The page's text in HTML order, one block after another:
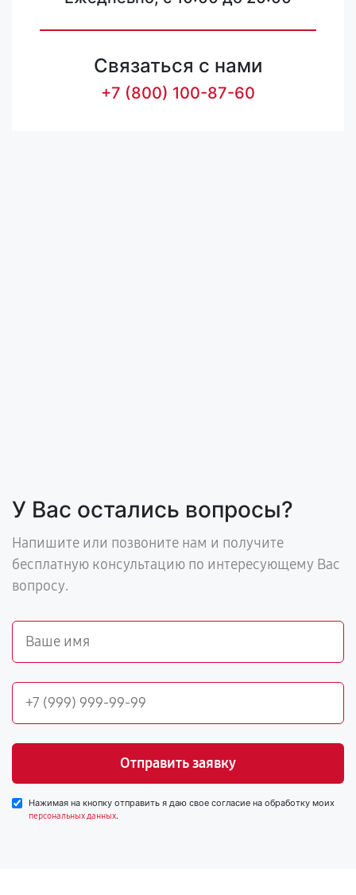
Связаться с нами
+7 (800) 100-87-60
У Вас остались вопросы?
Напишите или позвоните нам и получите
бесплатную консультацию по интересующему Вас
вопросу.
Отправить заявку
Нажимая на кнопку отправить я даю свое согласие на обработку моих
персональных данных.